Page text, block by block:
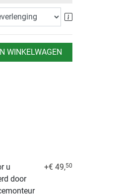
WINKELWAGEN
u
door
+€ 49,50